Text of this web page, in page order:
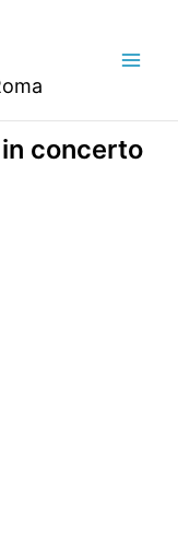
concerto